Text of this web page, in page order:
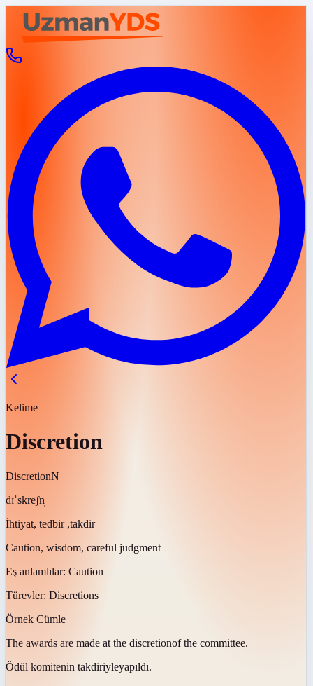
Kelime
Discretion
DiscretionN
dɪˈskreʃn̩
İhtiyat, tedbir ,takdir
Caution, wisdom, careful judgment
Eş anlamlılar: Caution
Türevler: Discretions
Örnek Cümle
The awards are made at the discretionof the committee.
Ödül komitenin takdiriyleyapıldı.